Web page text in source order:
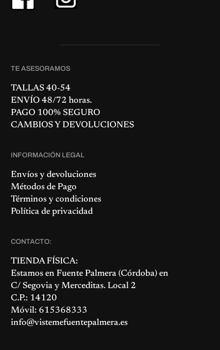
TE ASESORAMOS
TALLAS 40-54
ENVÍO 48/72 horas.
PAGO 100% SEGURO
CAMBIOS Y DEVOLUCIONES
INFORMACIÓN LEGAL
Envíos y devoluciones
Métodos de Pago
Términos y condiciones
Política de privacidad
CONTACTO:
TIENDA FÍSICA:
Estamos enFuente Palmera (Córdoba) en
C/ Segovia y Merceditas. Local 2
C.P.: 14120
Móvil: 615368333
info@vistemefuentepalmera.es